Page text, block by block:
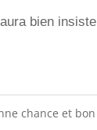
bien
chance et